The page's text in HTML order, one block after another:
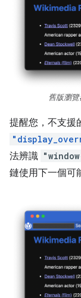
舊版瀏
提醒您，不支援
法辨識
鏈使用下一個可